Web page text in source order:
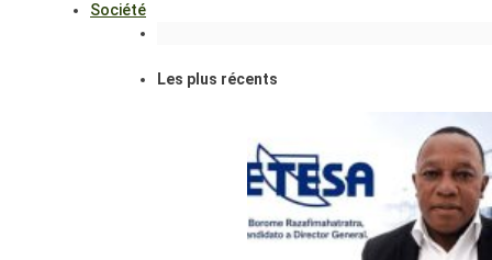
Société
Les plus récents